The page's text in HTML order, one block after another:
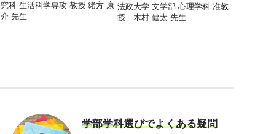
究科 生活科学専攻 教授 緒方 康
介 先生
法政大学 文学部 心理学科 准教
授 木村 健太 先生
学部学科選びでよくある疑問